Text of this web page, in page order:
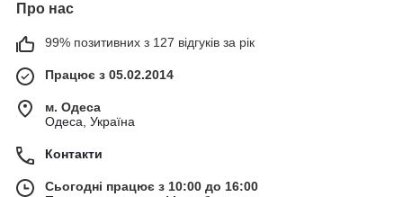
Про нас
99% позитивних з 127 відгуків за рік
Працює з 05.02.2014
м. Одеса
Одеса, Україна
Контакти
Сьогодні працює з 10:00 до 16:00